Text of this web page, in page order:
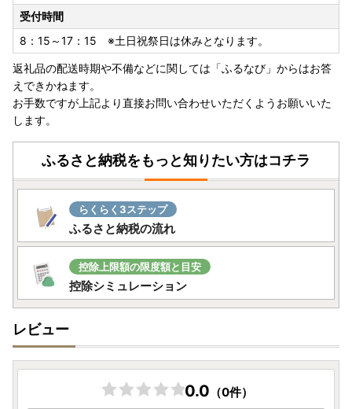
受付時間
8：15～17：15 ※土日祝祭日は休みとなります。
返礼品の配送時期や不備などに関しては「ふるなび」からはお答
えできかねます。
お手数ですが上記より直接お問い合わせいただくようお願いいた
します。
ふるさと納税をもっと知りたい方はコチラ
らくらく3ステップ
ふるさと納税の流れ
控除上限額の限度額と目安
控除シミュレーション
レビュー
0.0 （0件）